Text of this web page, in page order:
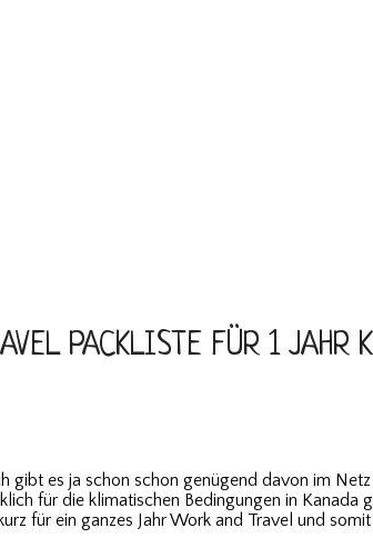
PACKLISTE FÜR 1 JAHR
gibt es ja schon schon genügend davon im
für die klimatischen Bedingungen in
für ein ganzes Jahr Work and Travel und somit